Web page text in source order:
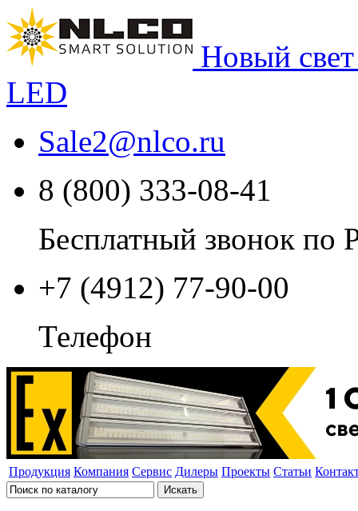
Новый
LED
Sale2@nlco.ru
8 (800) 333-08-41
Бесплатный звонок по
+7 (4912) 77-90-00
Телефон
Продукция Компания Сервис Дилеры Проекты Статьи